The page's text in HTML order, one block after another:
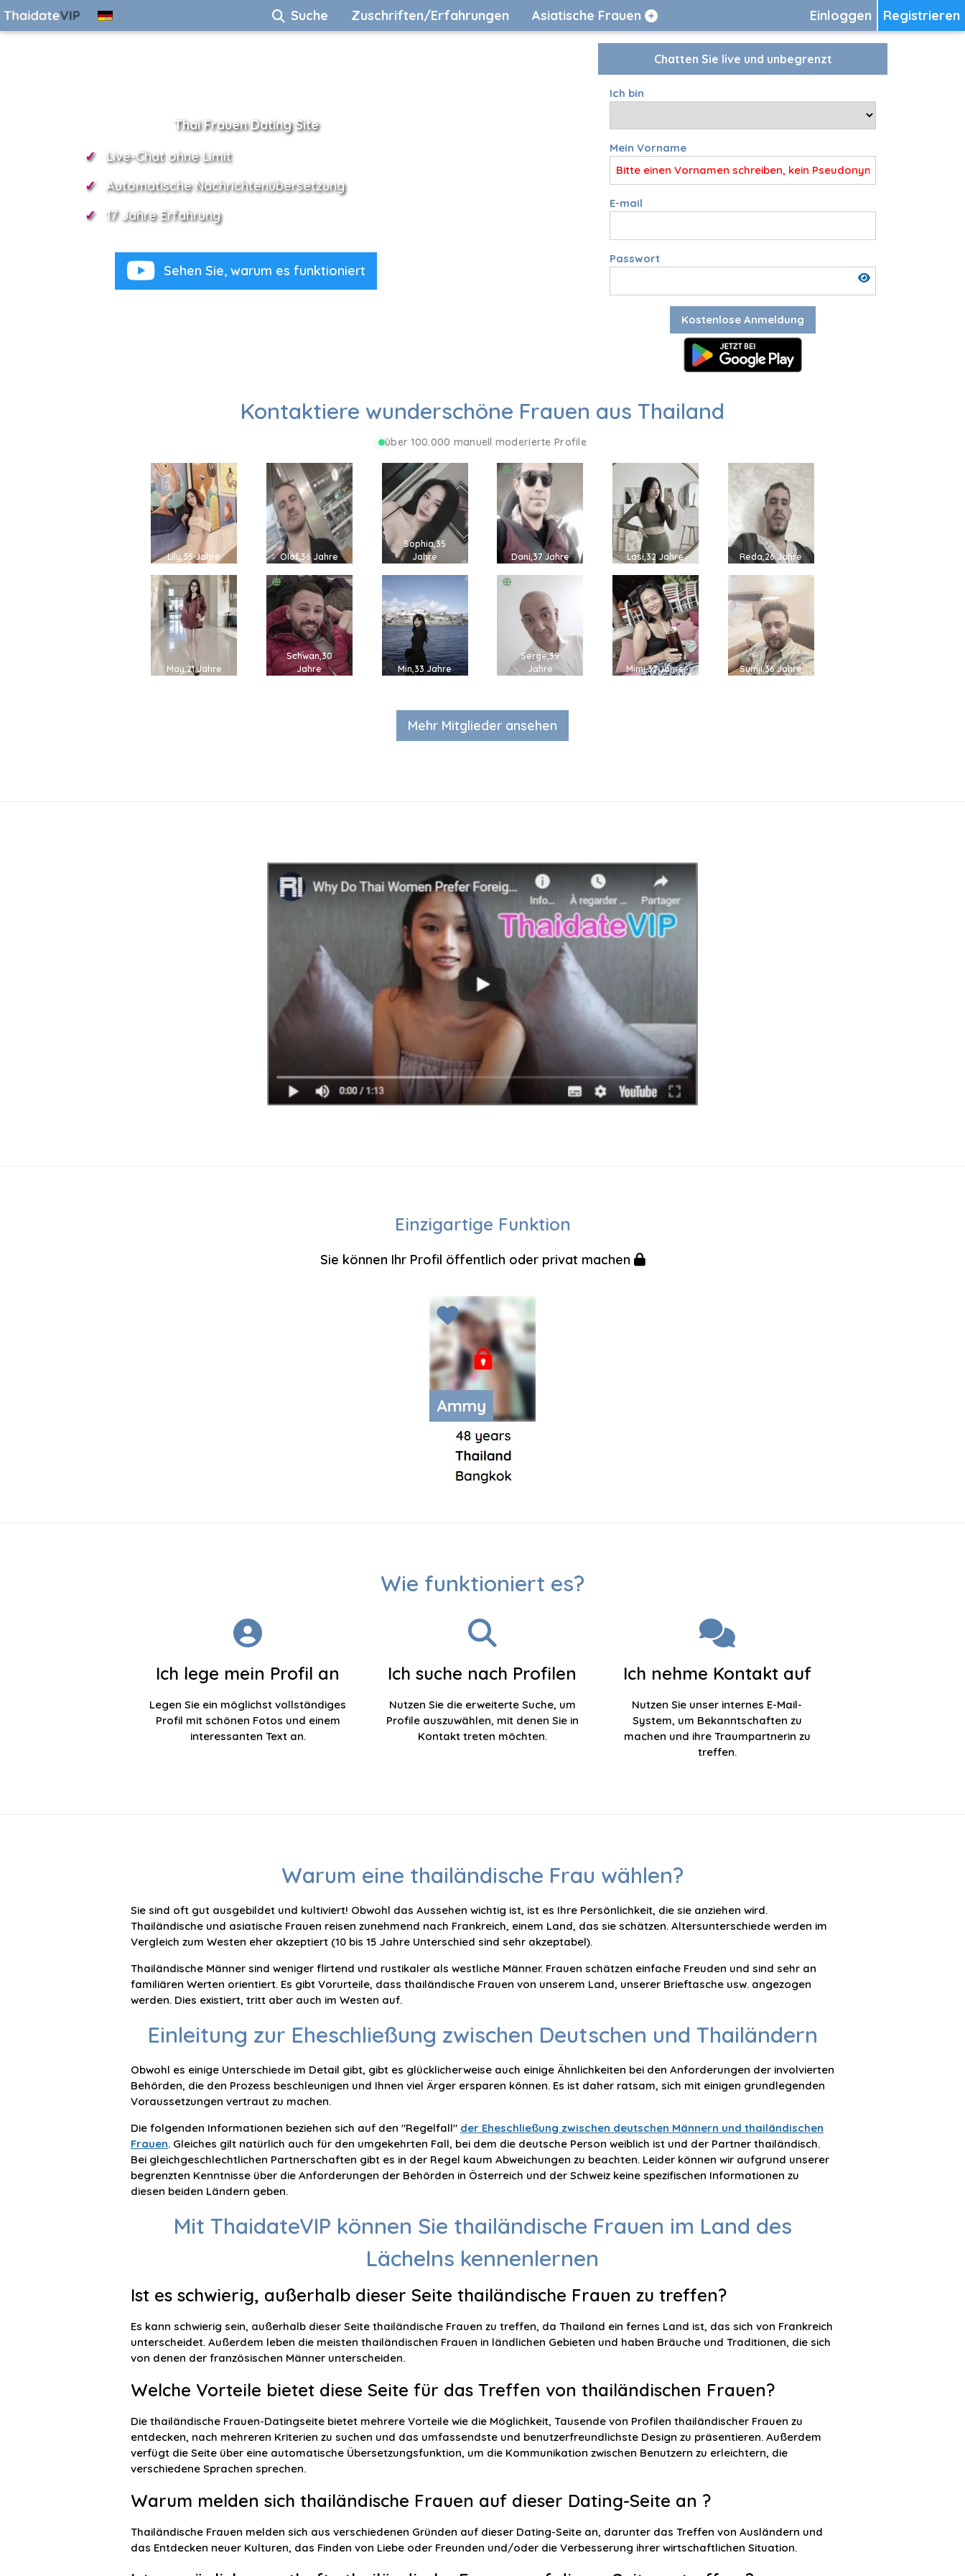
Registrieren
Einloggen
Suche Zuschriften/Erfahrungen Asiatische Frauen
Thai Frauen Dating Site
Live-Chat ohne Limit
Automatische Nachrichtenübersetzung
17 Jahre Erfahrung
Sehen Sie, warum es funktioniert
Chatten Sie live und unbegrenzt
Ich bin
Mein Vorname
E-mail
Passwort
Kostenlose Anmeldung
Kontaktiere wunderschöne Frauen aus Thailand
über 100.000 manuell moderierte Profile
Lily,35 Jahre Olof,36 Jahre
Sophia,35
Jahre
Dani,37 Jahre Lasi,32 Jahre Reda,26 Jahre
May,21 Jahre
Schwan,30
Jahre
Min,33 Jahre
Serge,39
Jahre
Mimi,37 Jahre Sumji,36 Jahre
Mehr Mitglieder ansehen
Einzigartige Funktion
Sie können Ihr Profil öffentlich oder privat machen
Wie funktioniert es?
Ich lege mein Profil an
Legen Sie ein möglichst vollständiges
Profil mit schönen Fotos und einem
interessanten Text an.
Ich suche nach Profilen
Nutzen Sie die erweiterte Suche, um
Profile auszuwählen, mit denen Sie in
Kontakt treten möchten.
Ich nehme Kontakt auf
Nutzen Sie unser internes E-Mail-
System, um Bekanntschaften zu
machen und ihre Traumpartnerin zu
treffen.
Warum eine thailändische Frau wählen?
Sie sind oft gut ausgebildet und kultiviert! Obwohl das Aussehen wichtig ist, ist es Ihre Persönlichkeit, die sie anziehen wird.
Thailändische und asiatische Frauen reisen zunehmend nach Frankreich, einem Land, das sie schätzen. Altersunterschiede werden im
Vergleich zum Westen eher akzeptiert (10 bis 15 Jahre Unterschied sind sehr akzeptabel).
Thailändische Männer sind weniger flirtend und rustikaler als westliche Männer. Frauen schätzen einfache Freuden und sind sehr an
familiären Werten orientiert. Es gibt Vorurteile, dass thailändische Frauen von unserem Land, unserer Brieftasche usw. angezogen
werden. Dies existiert, tritt aber auch im Westen auf.
Einleitung zur Eheschließung zwischen Deutschen und Thailändern
Obwohl es einige Unterschiede im Detail gibt, gibt es glücklicherweise auch einige Ähnlichkeiten bei den Anforderungen der involvierten
Behörden, die den Prozess beschleunigen und Ihnen viel Ärger ersparen können. Es ist daher ratsam, sich mit einigen grundlegenden
Voraussetzungen vertraut zu machen.
Die folgenden Informationen beziehen sich auf den "Regelfall" der Eheschließung zwischen deutschen Männern und thailändischen
Frauen. Gleiches gilt natürlich auch für den umgekehrten Fall, bei dem die deutsche Person weiblich ist und der Partner thailändisch.
Bei gleichgeschlechtlichen Partnerschaften gibt es in der Regel kaum Abweichungen zu beachten. Leider können wir aufgrund unserer
begrenzten Kenntnisse über die Anforderungen der Behörden in Österreich und der Schweiz keine spezifischen Informationen zu
diesen beiden Ländern geben.
Mit ThaidateVIP können Sie thailändische Frauen im Land des
Lächelns kennenlernen
Ist es schwierig, außerhalb dieser Seite thailändische Frauen zu treffen?
Es kann schwierig sein, außerhalb dieser Seite thailändische Frauen zu treffen, da Thailand ein fernes Land ist, das sich von Frankreich
unterscheidet. Außerdem leben die meisten thailändischen Frauen in ländlichen Gebieten und haben Bräuche und Traditionen, die sich
von denen der französischen Männer unterscheiden.
Welche Vorteile bietet diese Seite für das Treffen von thailändischen Frauen?
Die thailändische Frauen-Datingseite bietet mehrere Vorteile wie die Möglichkeit, Tausende von Profilen thailändischer Frauen zu
entdecken, nach mehreren Kriterien zu suchen und das umfassendste und benutzerfreundlichste Design zu präsentieren. Außerdem
verfügt die Seite über eine automatische Übersetzungsfunktion, um die Kommunikation zwischen Benutzern zu erleichtern, die
verschiedene Sprachen sprechen.
Warum melden sich thailändische Frauen auf dieser Dating-Seite an ?
Thailändische Frauen melden sich aus verschiedenen Gründen auf dieser Dating-Seite an, darunter das Treffen von Ausländern und
das Entdecken neuer Kulturen, das Finden von Liebe oder Freunden und/oder die Verbesserung ihrer wirtschaftlichen Situation.